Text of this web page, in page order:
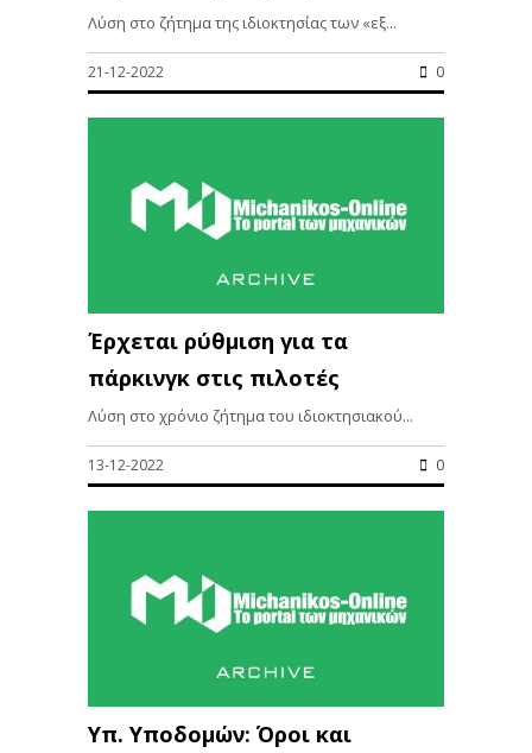
Λύση στο ζήτημα της ιδιοκτησίας των «εξ...
21-12-2022 0
Έρχεται ρύθμιση για τα
πάρκινγκ στις πιλοτές
Λύση στο χρόνιο ζήτημα του ιδιοκτησιακού...
13-12-2022 0
Υπ. Υποδομών: Όροι και